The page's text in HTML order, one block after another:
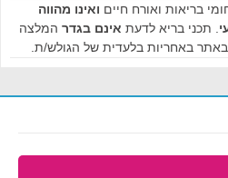
בריאות ואורח חיים ואינו מהווה
. תכני בריא לדעת אינם בגדר המלצה
באתר באחריות בלעדית של הגולש/ת.